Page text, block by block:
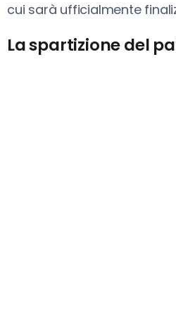
cui sarà ufficialmente
La spartizione del